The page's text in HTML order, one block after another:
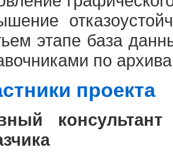
этапе база
по
проекта